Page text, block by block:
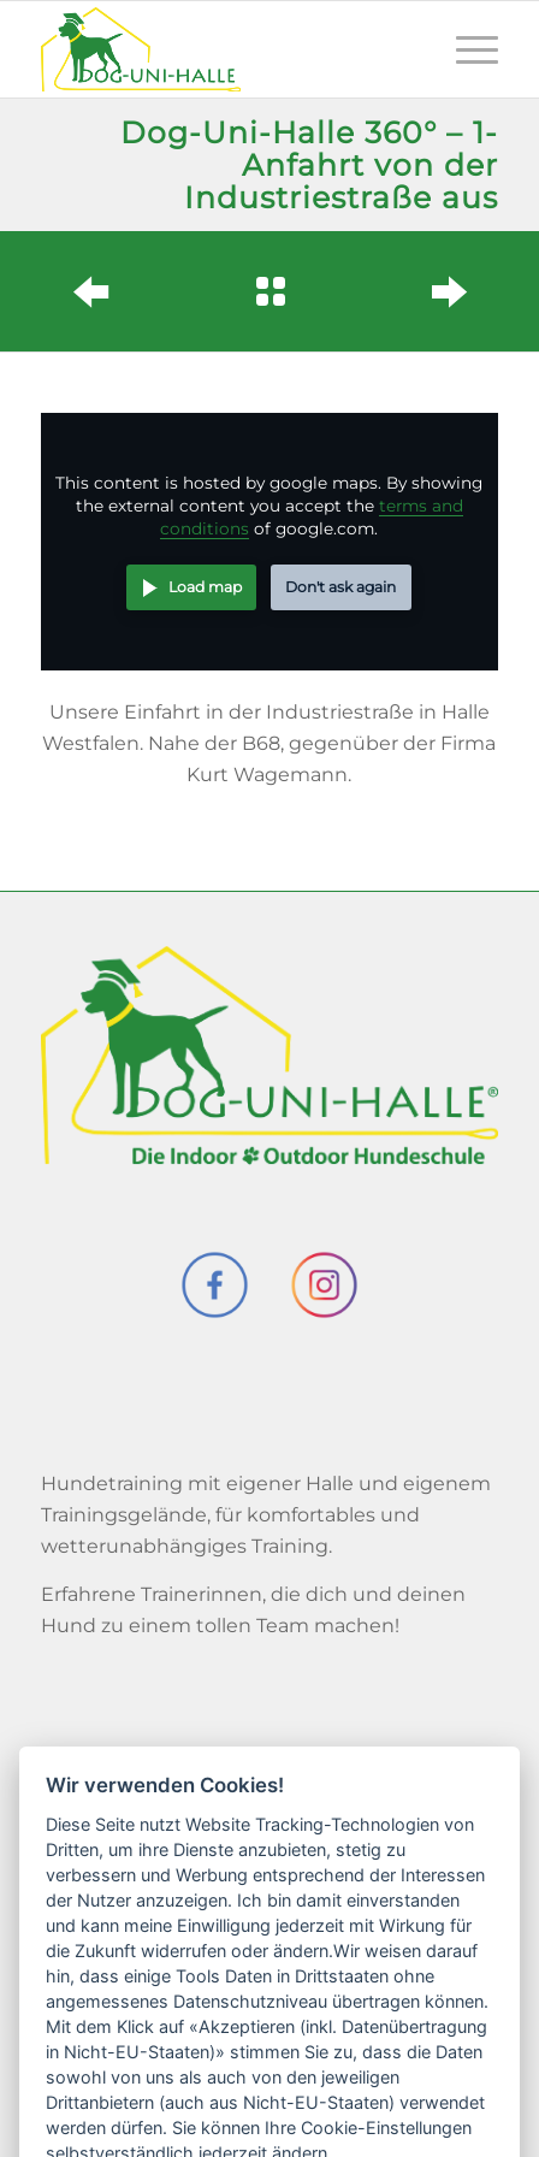
Dog-Uni-Halle 360° – 1-
Anfahrt von der
Industriestraße aus
This content is hosted by google maps. By showing
the external content you accept the terms and
conditions of google.com.
Load map Don't ask again
Unsere Einfahrt in der Industriestraße in Halle
Westfalen. Nahe der B68, gegenüber der Firma
Kurt Wagemann.
Hundetraining mit eigener Halle und eigenem
Trainingsgelände, für komfortables und
wetterunabhängiges Training.
Erfahrene Trainerinnen, die dich und deinen
Hund zu einem tollen Team machen!
Kontakt
Friederike Schulz
Industriestraße 1
33790 Halle / Westfalen
0177 / 46 99 995
info@dogunihalle.de
Kontaktformular
Wir verwenden Cookies!
Diese Seite nutzt Website Tracking-Technologien von
Dritten, um ihre Dienste anzubieten, stetig zu
verbessern und Werbung entsprechend der Interessen
der Nutzer anzuzeigen. Ich bin damit einverstanden
und kann meine Einwilligung jederzeit mit Wirkung für
die Zukunft widerrufen oder ändern.Wir weisen darauf
hin, dass einige Tools Daten in Drittstaaten ohne
angemessenes Datenschutzniveau übertragen können.
Mit dem Klick auf «Akzeptieren (inkl. Datenübertragung
in Nicht-EU-Staaten)» stimmen Sie zu, dass die Daten
sowohl von uns als auch von den jeweiligen
Drittanbietern (auch aus Nicht-EU-Staaten) verwendet
werden dürfen. Sie können Ihre Cookie-Einstellungen